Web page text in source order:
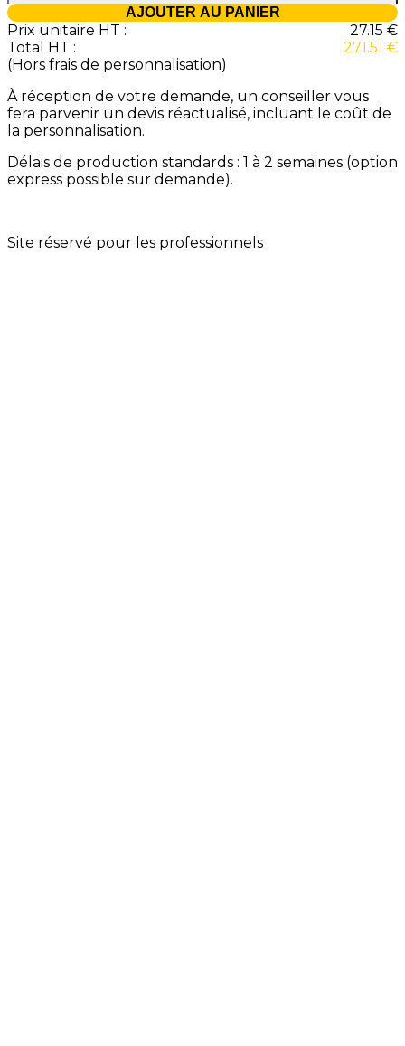
AJOUTER AU PANIER
Prix unitaire HT : 27.15 €
Total HT :
271.51 €
(Hors frais de personnalisation)
À réception de votre demande, un conseiller vous
fera parvenir un devis réactualisé, incluant le coût de
la personnalisation.
Délais de production standards : 1 à 2 semaines (option
express possible sur demande).
Site réservé pour les professionnels